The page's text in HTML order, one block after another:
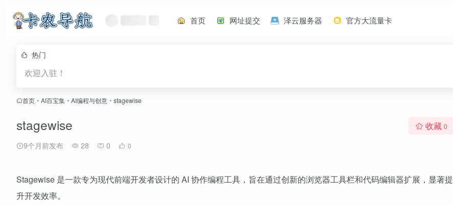
首页 网址提交 泽云服务器 官方大流量卡
热门
欢迎入驻！
首页 • AI百宝集 • AI编程与创意 • stagewise
stagewise
9个月前发布 28 0 0
收藏 0
Stagewise 是一款专为现代前端开发者设计的 AI 协作编程工具，旨在通过创新的浏览器工具栏和代码编辑器扩展，显著提
升开发效率。